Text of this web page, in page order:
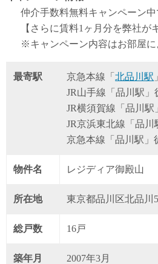
仲介手数料無料キャンペーン中
【さらに賃料1ヶ月分を弊社が
※キャンペーン内容はお部屋に
最寄駅 京急本線「北品川駅
JR山手線「品川駅」
JR横須賀線「品川駅
JR京浜東北線「品川
京急本線「品川駅」
物件名 レジディア御殿山
所在地 東京都品川区北品川
総戸数 16戸
築年月 2007年3月